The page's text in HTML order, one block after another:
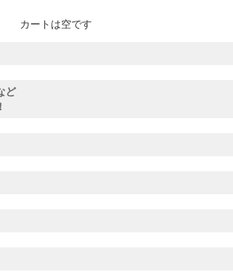
カートは空です
ど